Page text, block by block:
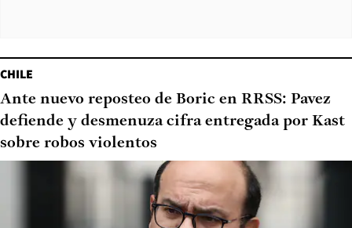
CHILE
Ante nuevo reposteo de Boric en RRSS: Pavez
defiende y desmenuza cifra entregada por Kast
sobre robos violentos